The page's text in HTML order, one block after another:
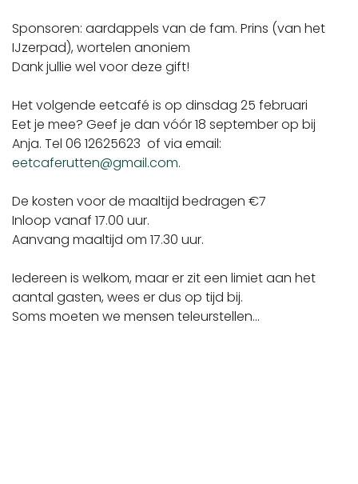
Sponsoren: aardappels van de fam. Prins (van het
IJzerpad), wortelen anoniem
Dank jullie wel voor deze gift!
Het volgende eetcafé is op dinsdag 25 februari
Eet je mee? Geef je dan vóór 18 september op bij
Anja. Tel 06 12625623 of via email:
eetcaferutten@gmail.com.
De kosten voor de maaltijd bedragen €7
Inloop vanaf 17.00 uur.
Aanvang maaltijd om 17.30 uur.
Iedereen is welkom, maar er zit een limiet aan het
aantal gasten, wees er dus op tijd bij.
Soms moeten we mensen teleurstellen…